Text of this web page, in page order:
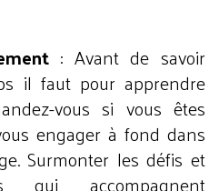
: Avant de savoir
il faut pour apprendre
vous si vous êtes
engager à fond dans
Surmonter les défis et